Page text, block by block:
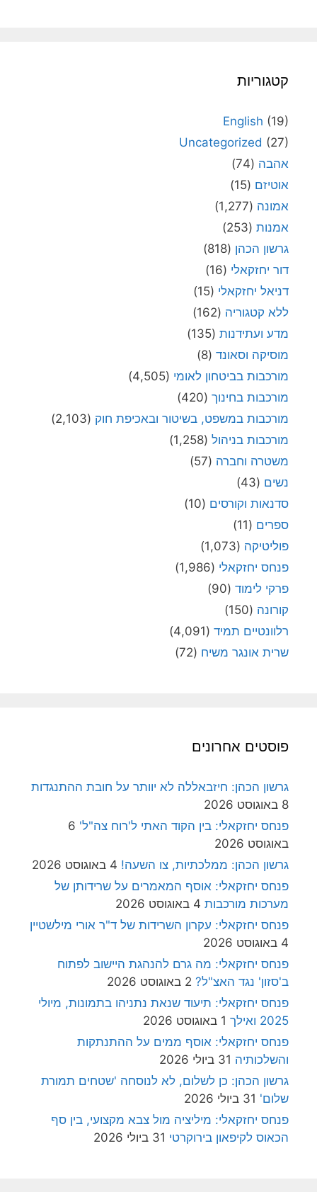
קטגוריות
English (19)
Uncategorized (27)
אהבה (74)
אוטיזם (15)
אמונה (1,277)
אמנות (253)
גרשון הכהן (818)
דור יחזקאלי (16)
דניאל יחזקאלי (15)
ללא קטגוריה (162)
מדע ועתידנות (135)
מוסיקה וסאונד (8)
מורכבות בביטחון לאומי (4,505)
מורכבות בחינוך (420)
מורכבות במשפט, בשיטור ובאכיפת חוק (2,103)
מורכבות בניהול (1,258)
משטרה וחברה (57)
נשים (43)
סדנאות וקורסים (10)
ספרים (11)
פוליטיקה (1,073)
פנחס יחזקאלי (1,986)
פרקי לימוד (90)
קורונה (150)
רלוונטיים תמיד (4,091)
שרית אונגר משיח (72)
פוסטים אחרונים
גרשון הכהן: חיזבאללה לא יוותר על חובת ההתנגדות
8 באוגוסט 2026
פנחס יחזקאלי: בין הקוד האתי ל'רוח צה"ל' 6
באוגוסט 2026
גרשון הכהן: ממלכתיות, צו השעה! 4 באוגוסט 2026
פנחס יחזקאלי: אוסף המאמרים על שרידותן של
מערכות מורכבות 4 באוגוסט 2026
פנחס יחזקאלי: עקרון השרידות של ד"ר אורי מילשטיין
4 באוגוסט 2026
פנחס יחזקאלי: מה גרם להנהגת היישוב לפתוח
ב'סזון' נגד האצ"ל? 2 באוגוסט 2026
פנחס יחזקאלי: תיעוד שנאת נתניהו בתמונות, מיולי
2025 ואילך
1 באוגוסט 2026
פנחס יחזקאלי: אוסף ממים על ההתנתקות
והשלכותיה 31 ביולי 2026
גרשון הכהן: כן לשלום, לא לנוסחה 'שטחים תמורת
שלום' 31 ביולי 2026
פנחס יחזקאלי: מיליציה מול צבא מקצועי, בין סף
הכאוס לקיפאון בירוקרטי 31 ביולי 2026